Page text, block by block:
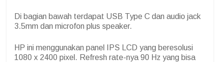
Di bagian bawah terdapat USB Type C dan audio jack
3.5mm dan microfon plus speaker.
HP ini menggunakan panel IPS LCD yang beresolusi
1080 x 2400 pixel. Refresh rate-nya 90 Hz yang bisa